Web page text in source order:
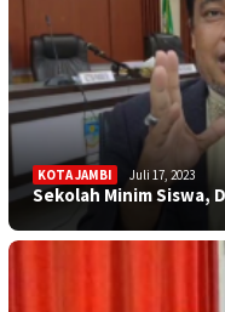
KOTA JAMBI Juli 17, 2023
Sekolah Minim Siswa,